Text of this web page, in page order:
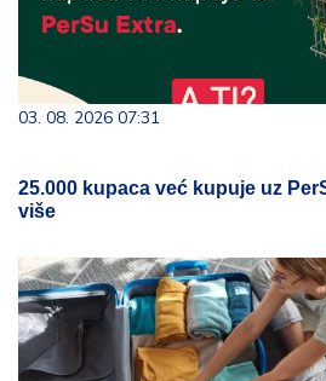
03. 08. 2026 07:31
25.000 kupaca već kupuje uz
više